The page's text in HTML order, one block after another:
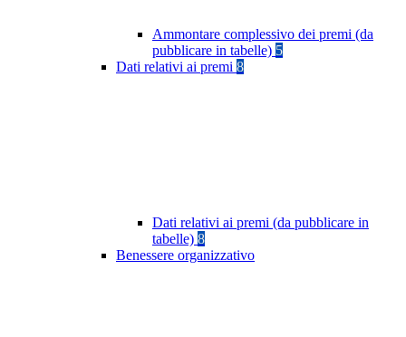
Ammontare complessivo dei premi (da
pubblicare in tabelle) 5
Dati relativi ai premi 8
Dati relativi ai premi (da pubblicare in
tabelle) 8
Benessere organizzativo